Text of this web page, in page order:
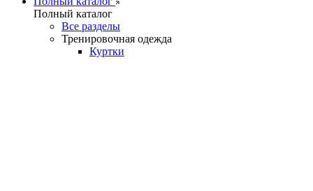
Полный каталог
Все разделы
Тренировочная одежда
Куртки